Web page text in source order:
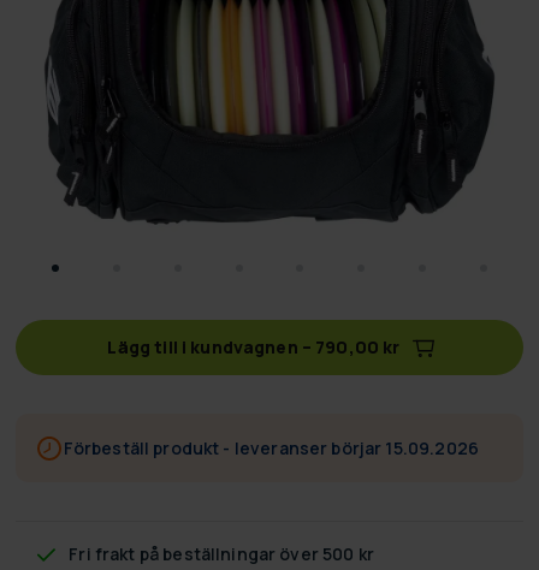
Lägg till i kundvagnen – 790,00 kr
Förbeställ produkt - leveranser börjar 15.09.2026
Fri frakt på beställningar över 500 kr